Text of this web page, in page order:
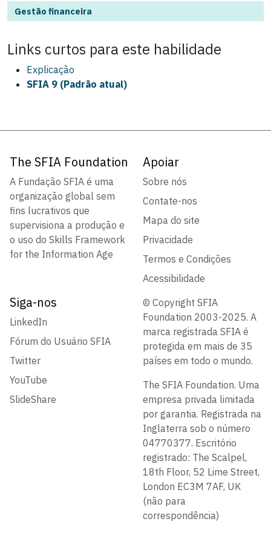
Gestão financeira
Links curtos para este habilidade
Explicação
SFIA 9 (Padrão atual)
The SFIA Foundation
A Fundação SFIA é uma
organização global sem
fins lucrativos que
supervisiona a produção e
o uso do Skills Framework
for the Information Age
Apoiar
Sobre nós
Contate-nos
Mapa do site
Privacidade
Termos e Condições
Acessibilidade
Siga-nos
LinkedIn
Fórum do Usuário SFIA
Twitter
YouTube
SlideShare
© Copyright SFIA
Foundation 2003-2025. A
marca registrada SFIA é
protegida em mais de 35
países em todo o mundo.
The SFIA Foundation. Uma
empresa privada limitada
por garantia. Registrada na
Inglaterra sob o número
04770377. Escritório
registrado: The Scalpel,
18th Floor, 52 Lime Street,
London EC3M 7AF, UK
(não para
correspondência)